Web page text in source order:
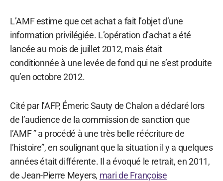
L’AMF estime que cet achat a fait l’objet d’une
information privilégiée. L’opération d’achat a été
lancée au mois de juillet 2012, mais était
conditionnée à une levée de fond qui ne s’est produite
qu’en octobre 2012.
Cité par l’AFP, Émeric Sauty de Chalon a déclaré lors
de l’audience de la commission de sanction que
l’AMF ” a procédé à une très belle réécriture de
l’histoire”, en soulignant que la situation il y a quelques
années était différente. Il a évoqué le retrait, en 2011,
de Jean-Pierre Meyers, mari de Françoise